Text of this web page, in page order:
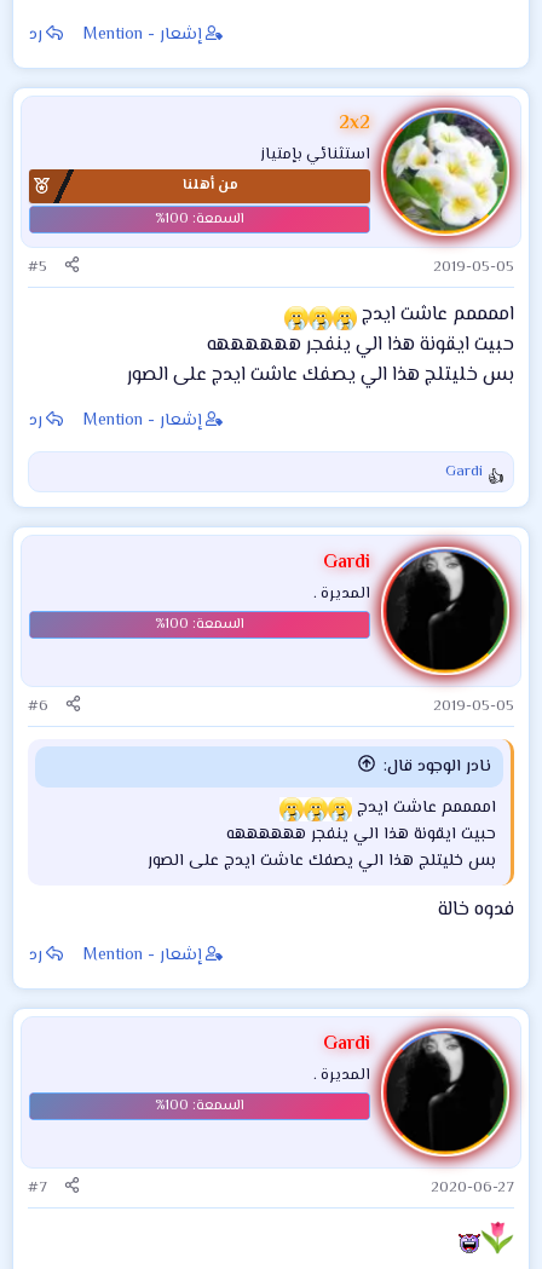
إشعار - Mention رد
2x2
استثنائي بإمتياز
من أهلنا
2019-05-05
#5
اممممم عاشت ايدج
حبيت ايقونة هذا الي ينفجر ههههههه
بس خليتلج هذا الي يصفك عاشت ايدج على الصور
إشعار - Mention رد
ا
ل
ت
ف
ا
ع
ل
ا
ت
:
Gardi
Gardi
المديرة .
2019-05-05
#6
نادر الوجود قال:
اممممم عاشت ايدج
حبيت ايقونة هذا الي ينفجر ههههههه
بس خليتلج هذا الي يصفك عاشت ايدج على الصور
فدوه خالة
إشعار - Mention رد
Gardi
المديرة .
2020-06-27
#7